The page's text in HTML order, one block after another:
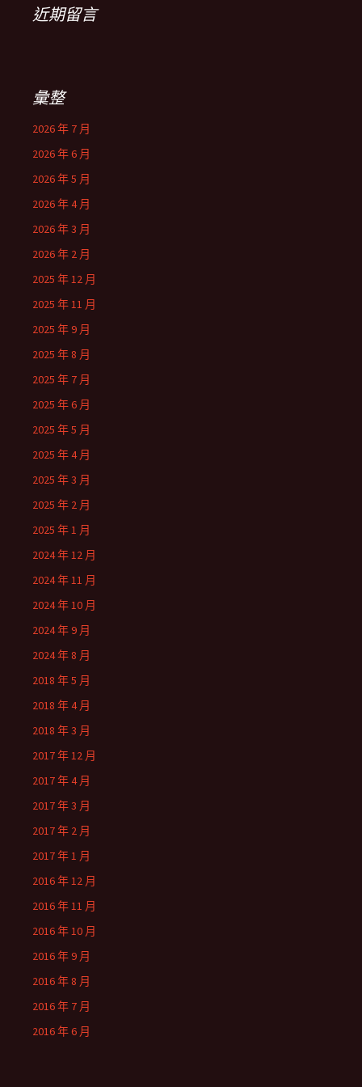
近期留言
彙整
2026 年 7 月
2026 年 6 月
2026 年 5 月
2026 年 4 月
2026 年 3 月
2026 年 2 月
2025 年 12 月
2025 年 11 月
2025 年 9 月
2025 年 8 月
2025 年 7 月
2025 年 6 月
2025 年 5 月
2025 年 4 月
2025 年 3 月
2025 年 2 月
2025 年 1 月
2024 年 12 月
2024 年 11 月
2024 年 10 月
2024 年 9 月
2024 年 8 月
2018 年 5 月
2018 年 4 月
2018 年 3 月
2017 年 12 月
2017 年 4 月
2017 年 3 月
2017 年 2 月
2017 年 1 月
2016 年 12 月
2016 年 11 月
2016 年 10 月
2016 年 9 月
2016 年 8 月
2016 年 7 月
2016 年 6 月